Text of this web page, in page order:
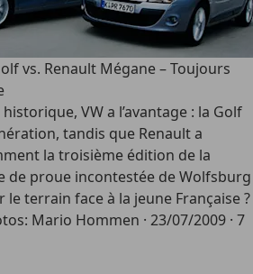
vs. Renault Mégane – Toujours
VW a l’avantage : la Golf
tandis que Renault a
la troisième édition de la
de proue incontestée de Wolfsburg
le terrain face à la jeune Française ?
Mario Hommen · 23/07/2009 · 7